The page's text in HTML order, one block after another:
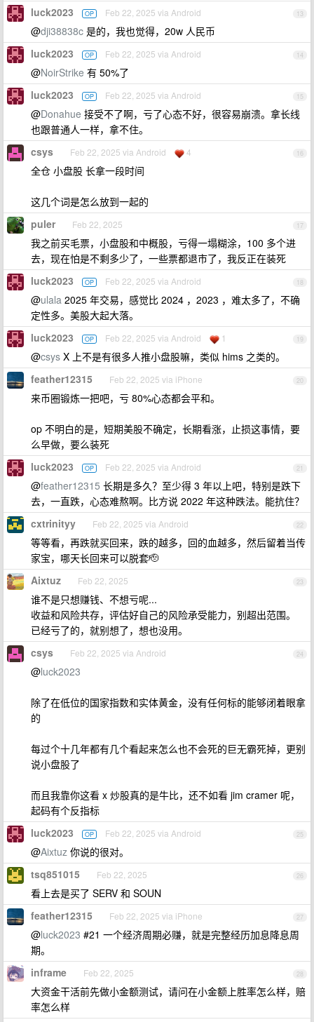
13
luck2023 OP Feb 22, 2025 via Android
@dji38838c 是的，我也觉得，20w 人民币
14
luck2023 OP Feb 22, 2025 via Android
@NoirStrike 有 50%了
15
luck2023 OP Feb 22, 2025 via Android
@Donahue 接受不了啊，亏了心态不好，很容易崩溃。拿长线
也跟普通人一样，拿不住。
16
csys Feb 22, 2025 via Android 4
全仓 小盘股 长拿一段时间
这几个词是怎么放到一起的
17
puler Feb 22, 2025
我之前买毛票，小盘股和中概股，亏得一塌糊涂，100 多个进
去，现在怕是不剩多少了，一些票都退市了，我反正在装死
18
luck2023 OP Feb 22, 2025 via Android
@ulala 2025 年交易，感觉比 2024 ，2023 ，难太多了，不确
定性多。美股大起大落。
19
luck2023 OP Feb 22, 2025 via Android 1
@csys X 上不是有很多人推小盘股嘛，类似 hims 之类的。
20
feather12315 Feb 22, 2025 via iPhone
来币圈锻炼一把吧，亏 80%心态都会平和。
op 不明白的是，短期美股不确定，长期看涨，止损这事情，要
么早做，要么装死
21
luck2023 OP Feb 22, 2025 via Android
@feather12315 长期是多久？至少得 3 年以上吧，特别是跌下
去，一直跌，心态难熬啊。比方说 2022 年这种跌法。能抗住？
22
cxtrinityy Feb 22, 2025 via Android
等等看，再跌就买回来，跌的越多，回的血越多，然后留着当传
家宝，哪天长回来可以脱套🫡
23
Aixtuz Feb 22, 2025
谁不是只想赚钱、不想亏呢...
收益和风险共存，评估好自己的风险承受能力，别超出范围。
已经亏了的，就别想了，想也没用。
24
csys Feb 22, 2025 via Android
@luck2023
除了在低位的国家指数和实体黄金，没有任何标的能够闭着眼拿
的
每过个十几年都有几个看起来怎么也不会死的巨无霸死掉，更别
说小盘股了
而且我靠你这看 x 炒股真的是牛比，还不如看 jim cramer 呢，
起码有个反指标
25
luck2023 OP Feb 22, 2025 via Android
@Aixtuz 你说的很对。
26
tsq851015 Feb 22, 2025
看上去是买了 SERV 和 SOUN
27
feather12315 Feb 22, 2025 via iPhone
@luck2023 #21 一个经济周期必赚，就是完整经历加息降息周
期。
28
inframe Feb 22, 2025
大资金干活前先做小金额测试，请问在小金额上胜率怎么样，赔
率怎么样